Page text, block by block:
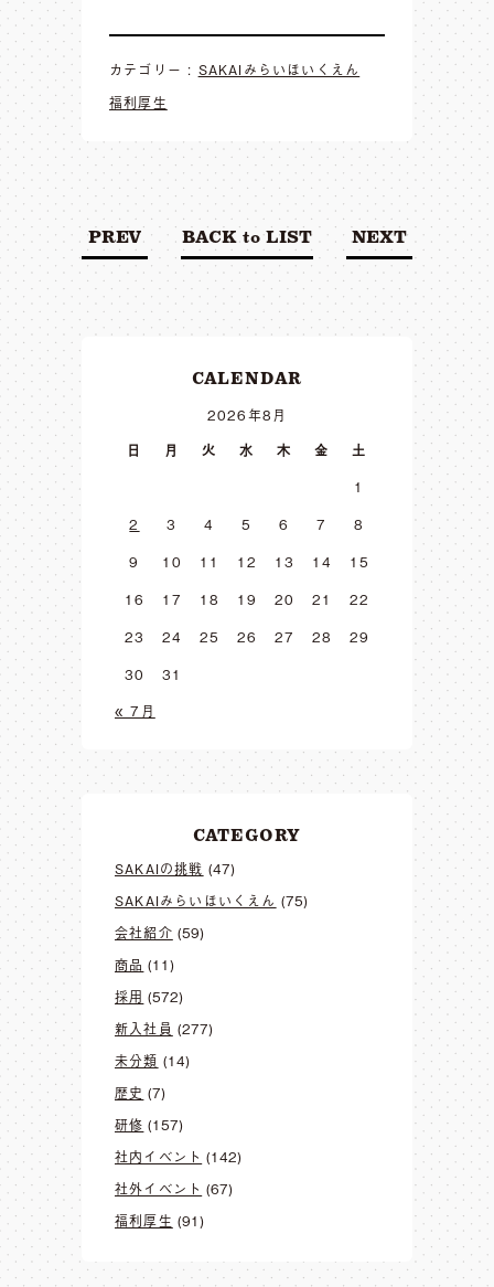
カテゴリー : SAKAIみらいほいくえん
福利厚生
PREV BACK to LIST NEXT
CALENDAR
2026年8月
日
月 火 水 木 金
土
1
2
3 4 5 6 7
8
9
10 11 12 13 14
15
16
17 18 19 20 21
22
23
24 25 26 27 28
29
30
31
« 7月
CATEGORY
SAKAIの挑戦 (47)
SAKAIみらいほいくえん (75)
会社紹介 (59)
商品 (11)
採用 (572)
新入社員 (277)
未分類 (14)
歴史 (7)
研修 (157)
社内イベント (142)
社外イベント (67)
福利厚生 (91)